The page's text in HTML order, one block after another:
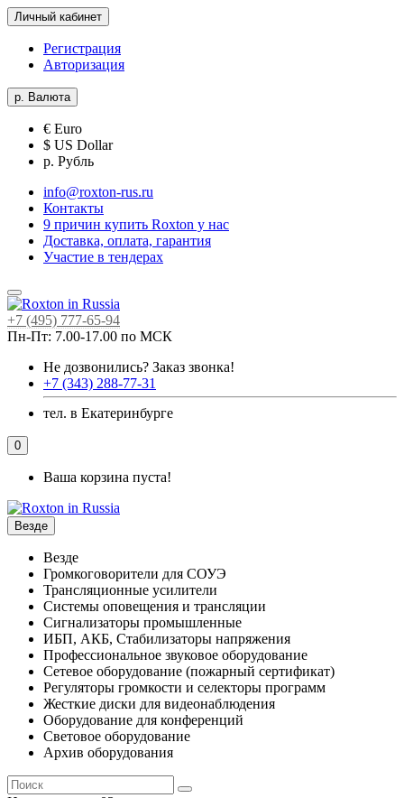
Личный кабинет
Регистрация
Авторизация
р. Валюта
€ Euro
$ US Dollar
р. Рубль
info@roxton-rus.ru
Контакты
9 причин купить Roxton у нас
Доставка, оплата, гарантия
Участие в тендерах
+7 (495) 777-65-94
Пн-Пт: 7.00-17.00 по МСК
Не дозвонились? Заказ звонка!
+7 (343) 288-77-31
тел. в Екатеринбурге
0
Ваша корзина пуста!
Везде
Везде
Громкоговорители для СОУЭ
Трансляционные усилители
Системы оповещения и трансляции
Сигнализаторы промышленные
ИБП, АКБ, Стабилизаторы напряжения
Профессиональное звуковое оборудование
Сетевое оборудование (пожарный сертификат)
Регуляторы громкости и селекторы программ
Жесткие диски для видеонаблюдения
Оборудование для конференций
Световое оборудование
Архив оборудования